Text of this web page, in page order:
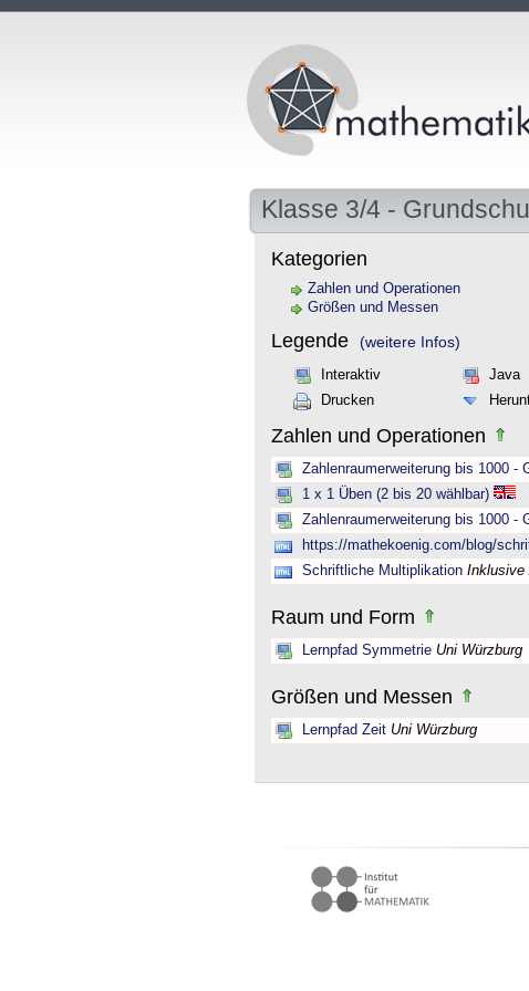
Klasse 3/4 -
Kategorien
Zahlen und Operationen
Größen und Messen
Legende (weitere Infos)
Interaktiv Java
Drucken
Zahlen und Operationen
Zahlenraumerweiterung bis 1000 -
1 x 1 Üben (2 bis 20 wählbar)
Zahlenraumerweiterung bis 1000 -
https://mathekoenig.com/blog/
Schriftliche Multiplikation Inklusive
Raum und Form
Lernpfad Symmetrie Uni Würzburg
Größen und Messen
Lernpfad Zeit Uni Würzburg